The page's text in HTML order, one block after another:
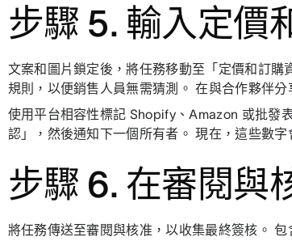
步驟 5. 輸入定價
文案和圖片鎖定後，將任務移動至「定價和訂
規則，以便銷售人員無需猜測。 在與合作夥伴
使用平台相容性標記 Shopify、Amazon 或批發
認」，然後通知下一個所有者。 現在，這些數
步驟 6. 在審閱與
將任務傳送至審閱與核准，以收集最終簽核。